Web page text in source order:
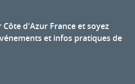
Côte d'Azur France et soyez
et infos pratiques de